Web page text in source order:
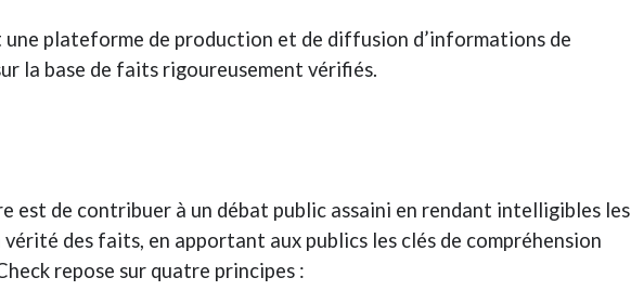
une plateforme de production et de diffusion d’informations de
la base de faits rigoureusement vérifiés.
est de contribuer à un débat public assaini en rendant intelligibles les
vérité des faits, en apportant aux publics les clés de compréhension
repose sur quatre principes :